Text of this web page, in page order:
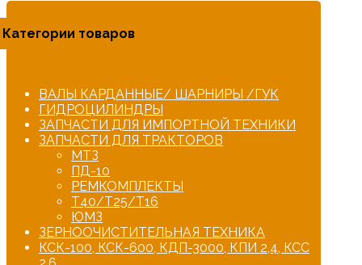
Категории товаров
ВАЛЫ КАРДАННЫЕ/ ШАРНИРЫ /ГУК
ГИДРОЦИЛИНДРЫ
ЗАПЧАСТИ ДЛЯ ИМПОРТНОЙ ТЕХНИКИ
ЗАПЧАСТИ ДЛЯ ТРАКТОРОВ
МТЗ
ПД-10
РЕМКОМПЛЕКТЫ
Т40/Т25/Т16
ЮМЗ
ЗЕРНООЧИСТИТЕЛЬНАЯ ТЕХНИКА
КСК-100, КСК-600, КДП-3000, КПИ 2,4, КСС